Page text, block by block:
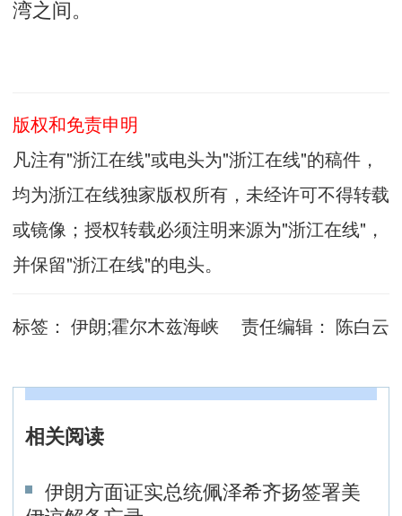
湾之间。
版权和免责申明
凡注有"浙江在线"或电头为"浙江在线"的稿件，
均为浙江在线独家版权所有，未经许可不得转载
或镜像；授权转载必须注明来源为"浙江在线"，
并保留"浙江在线"的电头。
标签： 伊朗;霍尔木兹海峡 责任编辑： 陈白云
相关阅读
伊朗方面证实总统佩泽希齐扬签署美